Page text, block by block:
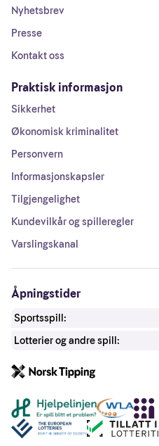
Nyhetsbrev
Presse
Kontakt oss
Praktisk informasjon
Sikkerhet
Økonomisk kriminalitet
Personvern
Informasjonskapsler
Tilgjengelighet
Kundevilkår og spilleregler
Varslingskanal
Åpningstider
Sportsspill:
Lotterier og andre spill:
Andre lenker